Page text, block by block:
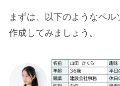
まずは、以下のようなペル
作成してみましょう。